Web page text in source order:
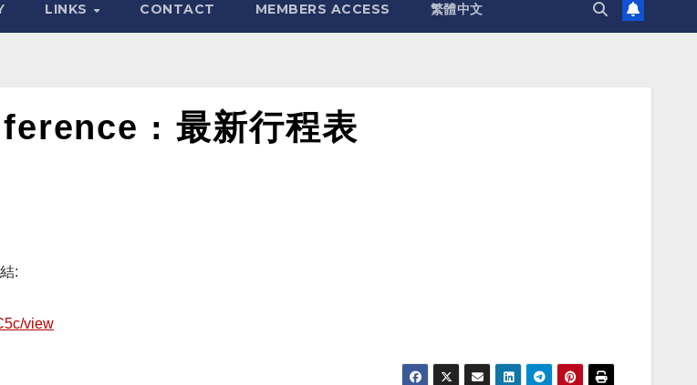
LINKS CONTACT MEMBERS ACCESS 繁體中文
: 最新行程表
:
view